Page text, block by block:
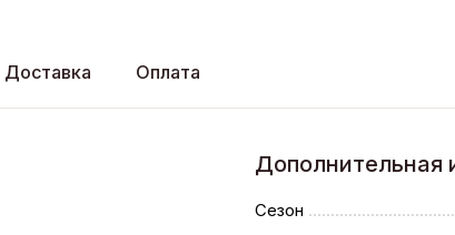
Доставка Оплата
Дополнительная
Сезон